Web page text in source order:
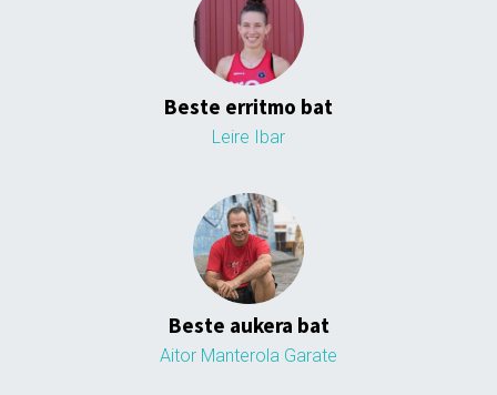
Beste erritmo bat
Leire Ibar
Beste aukera bat
Aitor Manterola Garate